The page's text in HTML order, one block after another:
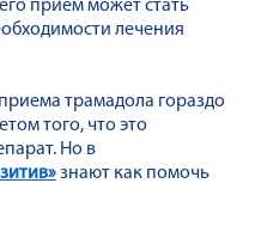
прием может стать
лечения
трамадола гораздо
того, что это
Но в
знают как помочь